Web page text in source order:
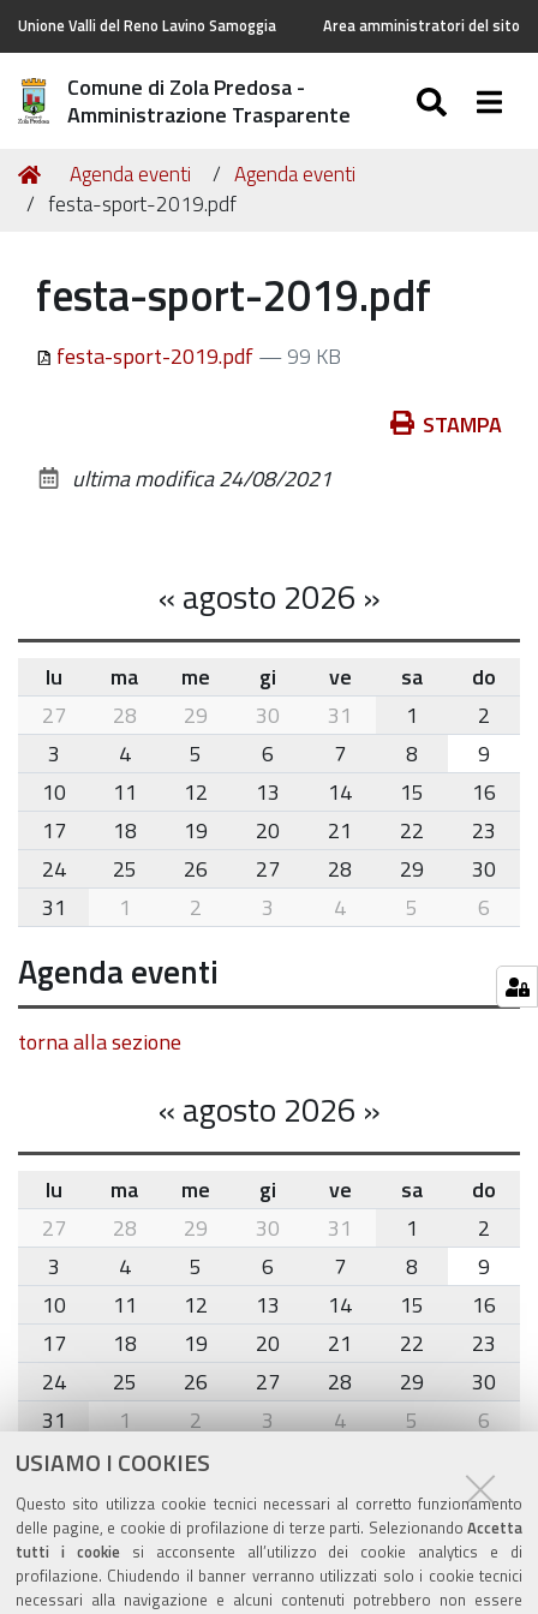
USIAMO I COOKIES
Questo sito utilizza cookie tecnici necessari al corretto funzionamento
delle pagine, e cookie di profilazione di terze parti. Selezionando Accetta
tutti i cookiesi acconsente all’utilizzo dei cookie analytics e di
profilazione. Chiudendo il banner verranno utilizzati solo i cookie tecnici
necessari alla navigazione e alcuni contenuti potrebbero non essere
Unione Valli del Reno Lavino Samoggia Area amministratori del sito
Comune di Zola Predosa -
Amministrazione Trasparente
Tu
sei
Home
Agenda eventi
Agenda eventi
festa-sport-2019.pdf
festa-sport-2019.pdf
festa-sport-2019.pdf— 99 KB
documento
STAMPA
ultima modifica24/08/2021
«agosto 2026 »
month-
8
lu ma me gi ve sa
do
27
28 29 30 31 1
2
3
4 5 6 7 8
9
10
11 12 13 14 15
16
17
18 19 20 21 22
23
24
25 26 27 28 29
30
31
1 2 3 4 5 6
Agenda eventi
torna alla sezione
«agosto 2026 »
month-
8
lu ma me gi ve sa
do
27
28 29 30 31 1
2
3
4 5 6 7 8
9
10
11 12 13 14 15
16
17
18 19 20 21 22
23
24
25 26 27 28 29
30
31
1 2 3 4 5 6
Agenda eventi
torna alla sezione